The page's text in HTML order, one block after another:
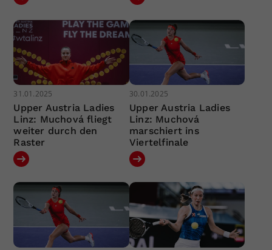
31.01.2025
Upper Austria Ladies
Linz: Muchová fliegt
weiter durch den
Raster
30.01.2025
Upper Austria Ladies
Linz: Muchová
marschiert ins
Viertelfinale